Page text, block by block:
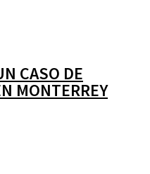
CASO DE
MONTERREY